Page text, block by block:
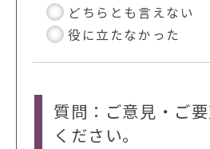
どちらとも言えない
役に立たなかった
質問：ご意見・ご
ください。